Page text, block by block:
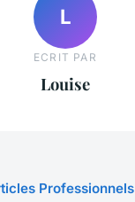
L
ECRIT PAR
Louise
Professionnels